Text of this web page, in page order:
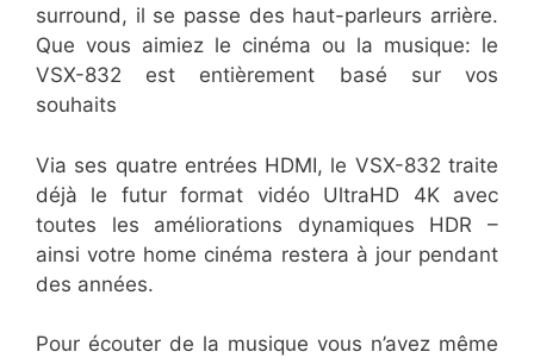
surround, il se passe des haut-parleurs arrière.
Que vous aimiez le cinéma ou la musique: le
VSX-832 est entièrement basé sur vos
souhaits
Via ses quatre entrées HDMI, le VSX-832 traite
déjà le futur format vidéo UltraHD 4K avec
toutes les améliorations dynamiques HDR –
ainsi votre home cinéma restera à jour pendant
des années.
Pour écouter de la musique vous n’avez même